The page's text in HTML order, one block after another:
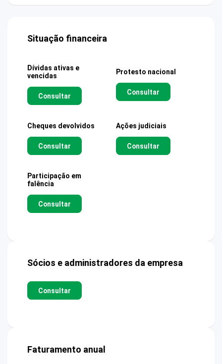
Situação financeira
Dívidas ativas e
vencidas
Consultar
Protesto nacional
Consultar
Cheques devolvidos
Consultar
Ações judiciais
Consultar
Participação em
falência
Consultar
Sócios e administradores da empresa
Consultar
Faturamento anual